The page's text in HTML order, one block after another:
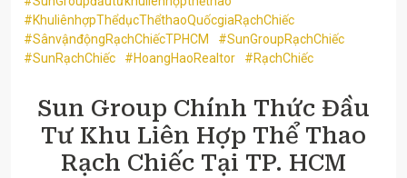
#KhuliênhợpThểdụcThểthaoQuốcgiaRạchChiếc
#SânvậnđộngRạchChiếcTPHCM
#SunGroupRạchChiếc
#SunRạchChiếc
#HoangHaoRealtor #RạchChiếc
Sun Group Chính Thức Đầu
Tư Khu Liên Hợp Thể Thao
Rạch Chiếc Tại TP. HCM